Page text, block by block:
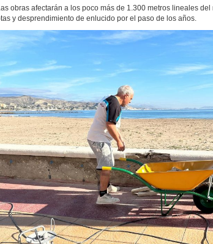
afectarán a los poco más de 1.300 metros lineales del
y desprendimiento de enlucido por el paso de los años.